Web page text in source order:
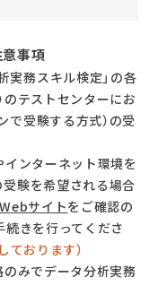
意事項
実務スキル検定」の各
のテストセンターにお
で受験する方式）の受
インターネット環境を
受験を希望される場合
サイトをご確認の
続きを行ってくださ
ております）
みでデータ分析実務